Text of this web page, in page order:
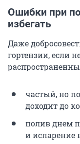
Ошибки при
избегать
Даже
гортензии, если
частый, но
доходит до
полив днем
и испарение